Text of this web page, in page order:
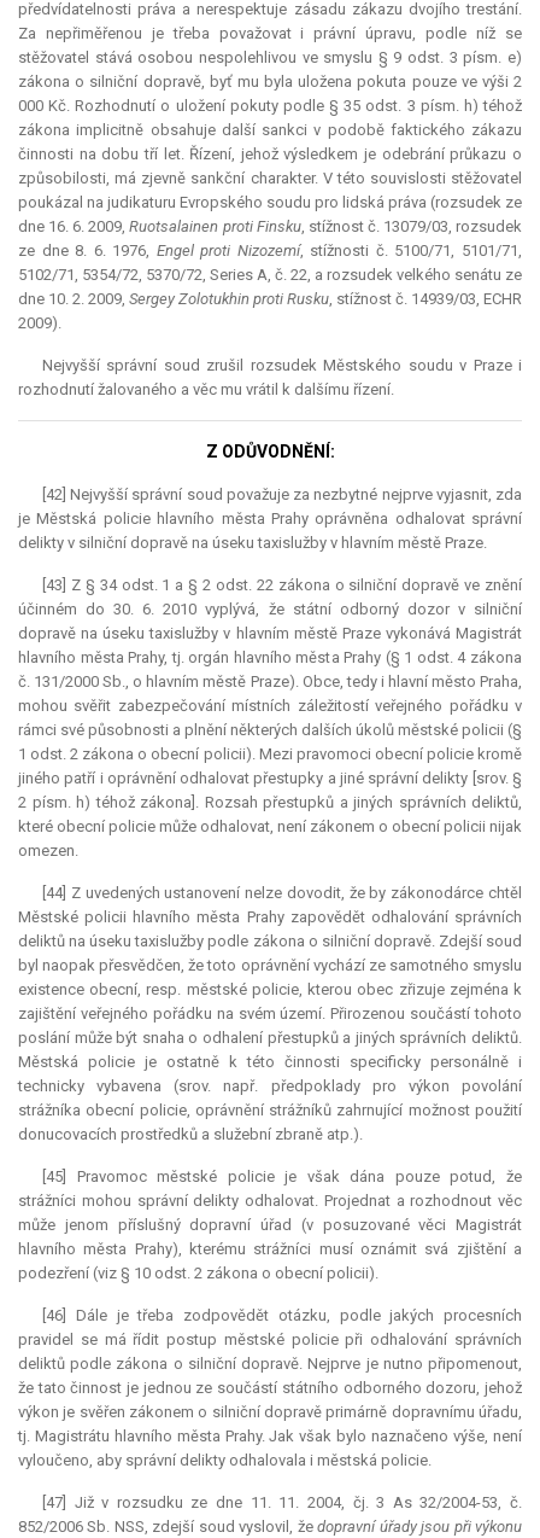
předvídatelnosti práva a nerespektuje zásadu zákazu dvojího trestání.
Za nepřiměřenou je třeba považovat i právní úpravu, podle níž se
stěžovatel stává osobou nespolehlivou ve smyslu § 9 odst. 3 písm. e)
zákona o silniční dopravě, byť mu byla uložena pokuta pouze ve výši 2
000 Kč. Rozhodnutí o uložení pokuty podle § 35 odst. 3 písm. h) téhož
zákona implicitně obsahuje další sankci v podobě faktického zákazu
činnosti na dobu tří let. Řízení, jehož výsledkem je odebrání průkazu o
způsobilosti, má zjevně sankční charakter. V této souvislosti stěžovatel
poukázal na judikaturu Evropského soudu pro lidská práva (rozsudek ze
dne 16. 6. 2009,Ruotsalainen proti Finsku, stížnost č. 13079/03, rozsudek
ze dne 8. 6. 1976, Engel proti Nizozemí, stížnosti č. 5100/71, 5101/71,
5102/71, 5354/72, 5370/72, Series A, č. 22, a rozsudek velkého senátu ze
dne 10. 2. 2009, Sergey Zolotukhin proti Rusku, stížnost č. 14939/03, ECHR
2009).
Nejvyšší správní soud zrušil rozsudek Městského soudu v Praze i
rozhodnutí žalovaného a věc mu vrátil k dalšímu řízení.
Z ODŮVODNĚNÍ:
[42] Nejvyšší správní soud považuje za nezbytné nejprve vyjasnit, zda
je Městská policie hlavního města Prahy oprávněna odhalovat správní
delikty v silniční dopravě na úseku taxislužby v hlavním městě Praze.
[43] Z § 34 odst. 1 a § 2 odst. 22 zákona o silniční dopravě ve znění
účinném do 30. 6. 2010 vyplývá, že státní odborný dozor v silniční
dopravě na úseku taxislužby v hlavním městě Praze vykonává Magistrát
hlavního města Prahy, tj. orgán hlavního města Prahy (§ 1 odst. 4 zákona
č. 131/2000 Sb., o hlavním městě Praze). Obce, tedy i hlavní město Praha,
mohou svěřit zabezpečování místních záležitostí veřejného pořádku v
rámci své působnosti a plnění některých dalších úkolů městské policii (§
1 odst. 2 zákona o obecní policii). Mezi pravomoci obecní policie kromě
jiného patří i oprávnění odhalovat přestupky a jiné správní delikty [srov. §
2 písm. h) téhož zákona]. Rozsah přestupků a jiných správních deliktů,
které obecní policie může odhalovat, není zákonem o obecní policii nijak
omezen.
[44] Z uvedených ustanovení nelze dovodit, že by zákonodárce chtěl
Městské policii hlavního města Prahy zapovědět odhalování správních
deliktů na úseku taxislužby podle zákona o silniční dopravě. Zdejší soud
byl naopak přesvědčen, že toto oprávnění vychází ze samotného smyslu
existence obecní, resp. městské policie, kterou obec zřizuje zejména k
zajištění veřejného pořádku na svém území. Přirozenou součástí tohoto
poslání může být snaha o odhalení přestupků a jiných správních deliktů.
Městská policie je ostatně k této činnosti specificky personálně i
technicky vybavena (srov. např. předpoklady pro výkon povolání
strážníka obecní policie, oprávnění strážníků zahrnující možnost použití
donucovacích prostředků a služební zbraně atp.).
[45] Pravomoc městské policie je však dána pouze potud, že
strážníci mohou správní delikty odhalovat. Projednat a rozhodnout věc
může jenom příslušný dopravní úřad (v posuzované věci Magistrát
hlavního města Prahy), kterému strážníci musí oznámit svá zjištění a
podezření (viz § 10 odst. 2 zákona o obecní policii).
[46] Dále je třeba zodpovědět otázku, podle jakých procesních
pravidel se má řídit postup městské policie při odhalování správních
deliktů podle zákona o silniční dopravě. Nejprve je nutno připomenout,
že tato činnost je jednou ze součástí státního odborného dozoru, jehož
výkon je svěřen zákonem o silniční dopravě primárně dopravnímu úřadu,
tj. Magistrátu hlavního města Prahy. Jak však bylo naznačeno výše, není
vyloučeno, aby správní delikty odhalovala i městská policie.
[47] Již v rozsudku ze dne 11. 11. 2004, čj. 3 As 32/2004-53, č.
852/2006 Sb. NSS, zdejší soud vyslovil, žedopravní úřady jsou při výkonu